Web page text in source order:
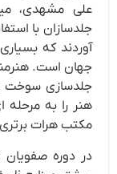
علی مشهدی،
جلدسازان با
آوردند که
جهان است.
جلدسازی سوخت
هنر را به مرحله
مکتب هرات برتری
در دوره